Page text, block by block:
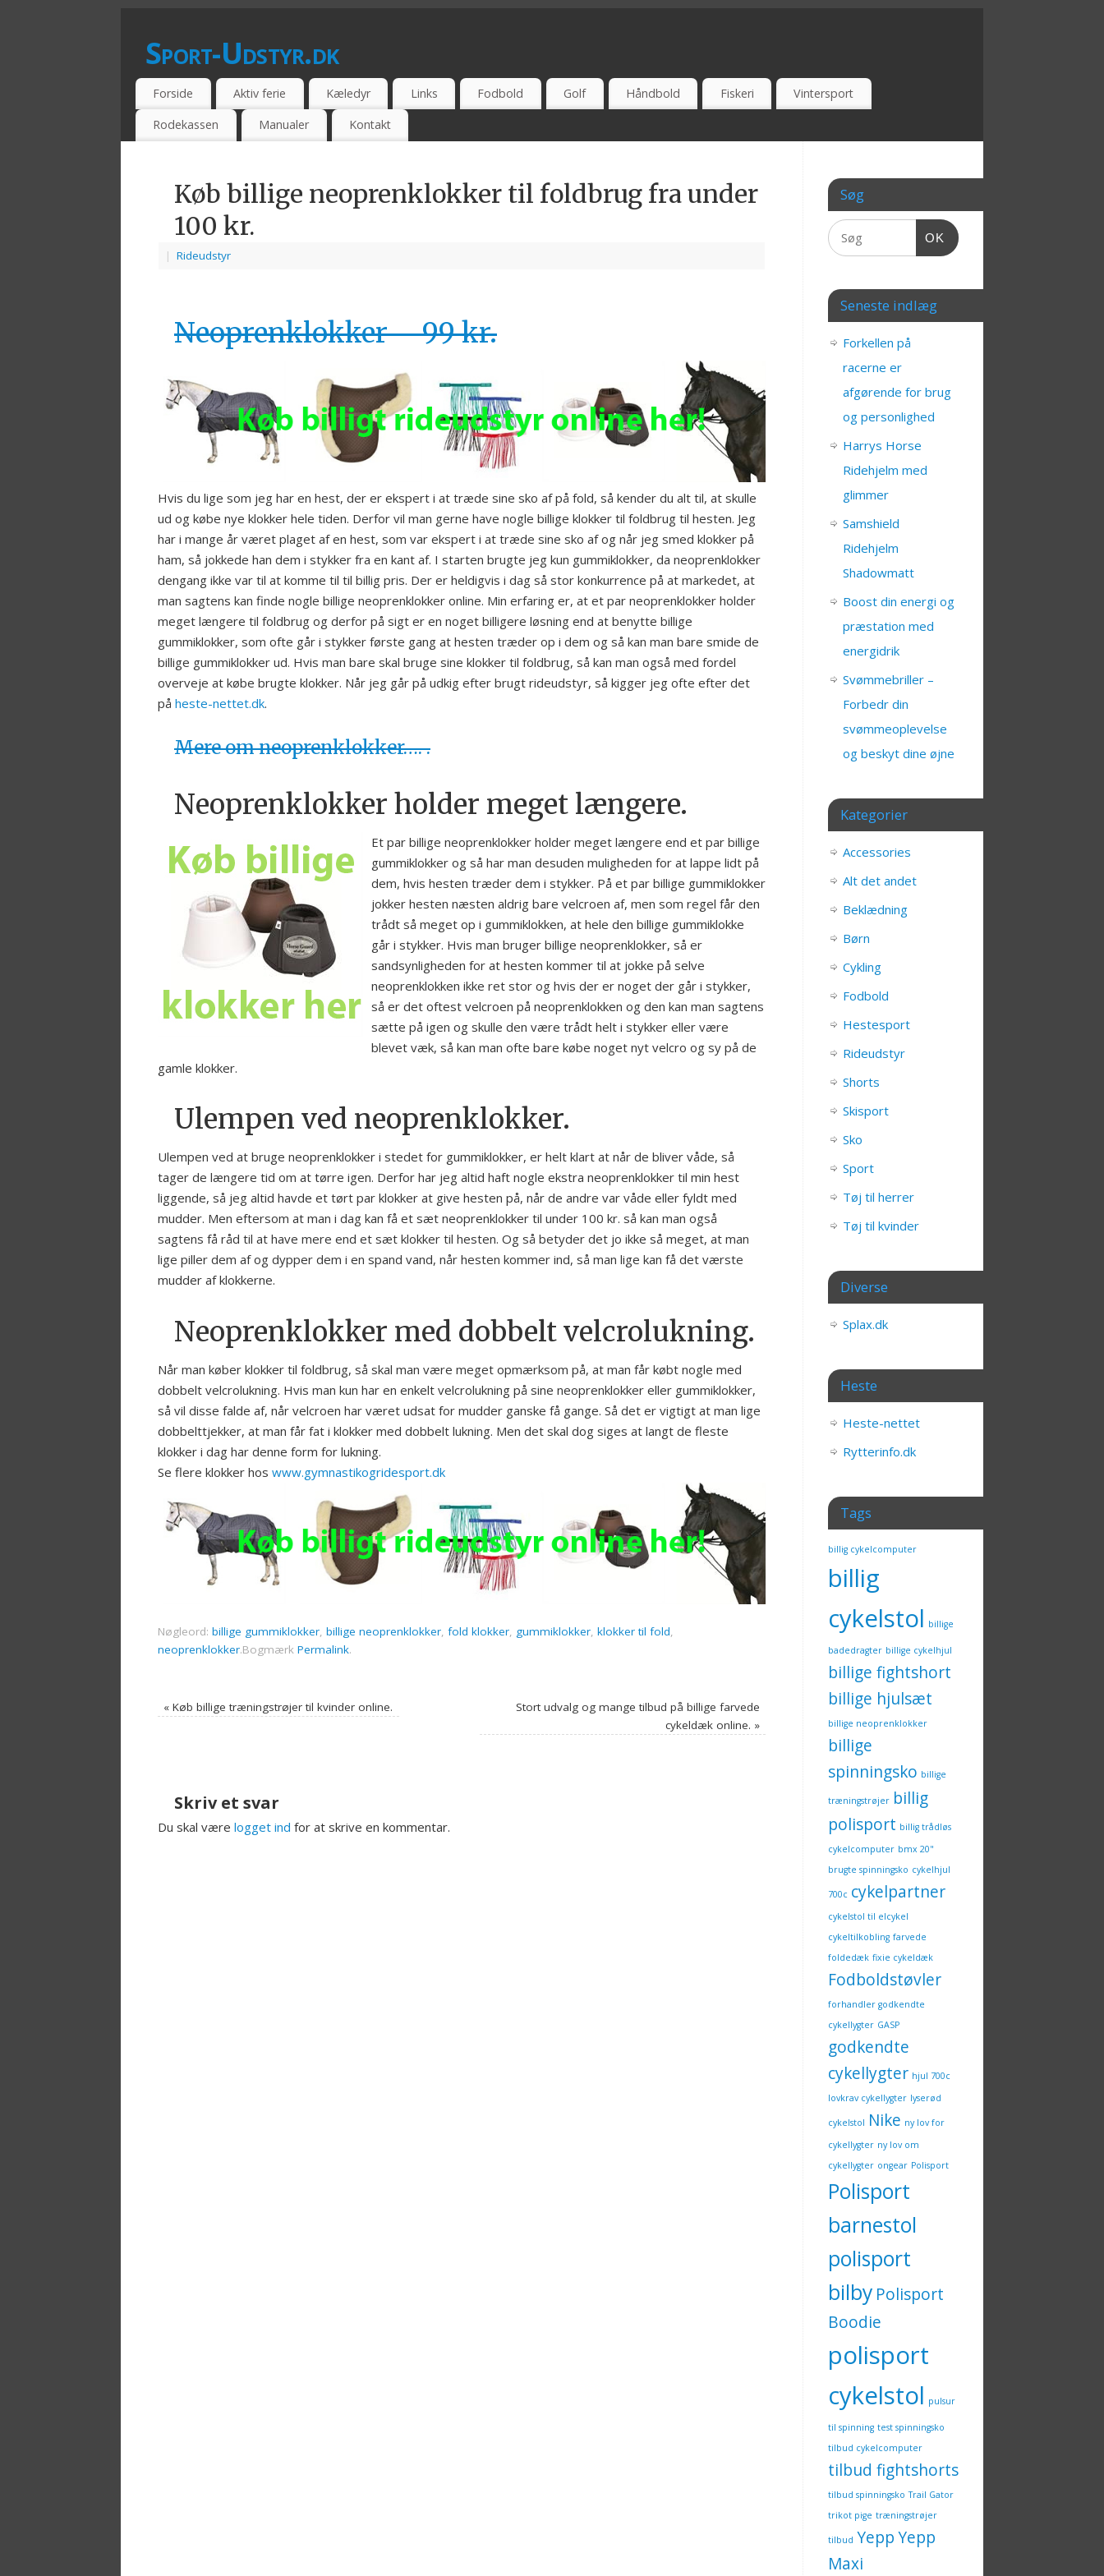
Sport-Udstyr.dk
SPORTSUDSSTYR - BILLIG - TILBUD - UDSALG - TEST - ONLINE - ANBEFAL - ERFARING
Forside Aktiv ferie Kæledyr Links Fodbold Golf Håndbold Fiskeri Vintersport
Rodekassen Manualer Kontakt
Køb billige neoprenklokker til foldbrug fra under
100 kr.
| Rideudstyr
Neoprenklokker – 99 kr.
Hvis du lige som jeg har en hest, der er ekspert i at træde sine sko af på fold, så kender du alt til, at skulle
ud og købe nye klokker hele tiden. Derfor vil man gerne have nogle billige klokker til foldbrug til hesten. Jeg
har i mange år været plaget af en hest, som var ekspert i at træde sine sko af og når jeg smed klokker på
ham, så jokkede han dem i stykker fra en kant af. I starten brugte jeg kun gummiklokker, da neoprenklokker
dengang ikke var til at komme til til billig pris. Der er heldigvis i dag så stor konkurrence på at markedet, at
man sagtens kan finde nogle billige neoprenklokker online. Min erfaring er, at et par neoprenklokker holder
meget længere til foldbrug og derfor på sigt er en noget billigere løsning end at benytte billige
gummiklokker, som ofte går i stykker første gang at hesten træder op i dem og så kan man bare smide de
billige gummiklokker ud. Hvis man bare skal bruge sine klokker til foldbrug, så kan man også med fordel
overveje at købe brugte klokker. Når jeg går på udkig efter brugt rideudstyr, så kigger jeg ofte efter det
på heste-nettet.dk.
Mere om neoprenklokker…. .
Neoprenklokker holder meget længere.
Et par billige neoprenklokker holder meget længere end et par billige
gummiklokker og så har man desuden muligheden for at lappe lidt på
dem, hvis hesten træder dem i stykker. På et par billige gummiklokker
jokker hesten næsten aldrig bare velcroen af, men som regel får den
trådt så meget op i gummiklokken, at hele den billige gummiklokke
går i stykker. Hvis man bruger billige neoprenklokker, så er
sandsynligheden for at hesten kommer til at jokke på selve
neoprenklokken ikke ret stor og hvis der er noget der går i stykker,
så er det oftest velcroen på neoprenklokken og den kan man sagtens
sætte på igen og skulle den være trådt helt i stykker eller være
blevet væk, så kan man ofte bare købe noget nyt velcro og sy på de
gamle klokker.
Ulempen ved neoprenklokker.
Ulempen ved at bruge neoprenklokker i stedet for gummiklokker, er helt klart at når de bliver våde, så
tager de længere tid om at tørre igen. Derfor har jeg altid haft nogle ekstra neoprenklokker til min hest
liggende, så jeg altid havde et tørt par klokker at give hesten på, når de andre var våde eller fyldt med
mudder. Men eftersom at man i dag kan få et sæt neoprenklokker til under 100 kr. så kan man også
sagtens få råd til at have mere end et sæt klokker til hesten. Og så betyder det jo ikke så meget, at man
lige piller dem af og dypper dem i en spand vand, når hesten kommer ind, så man lige kan få det værste
mudder af klokkerne.
Neoprenklokker med dobbelt velcrolukning.
Når man køber klokker til foldbrug, så skal man være meget opmærksom på, at man får købt nogle med
dobbelt velcrolukning. Hvis man kun har en enkelt velcrolukning på sine neoprenklokker eller gummiklokker,
så vil disse falde af, når velcroen har været udsat for mudder ganske få gange. Så det er vigtigt at man lige
dobbelttjekker, at man får fat i klokker med dobbelt lukning. Men det skal dog siges at langt de fleste
klokker i dag har denne form for lukning.
Se flere klokker hos www.gymnastikogridesport.dk
Nøgleord: billige gummiklokker billige neoprenklokker fold klokker gummiklokker klokker til fold
neoprenklokker.Bogmærk Permalink.
« Køb billige træningstrøjer til kvinder online.
Stort udvalg og mange tilbud på billige farvede
cykeldæk online. »
Skriv et svar
Du skal være logget ind for at skrive en kommentar.
Søg
OK
Seneste indlæg
Forkellen på
racerne er
afgørende for brug
og personlighed
Harrys Horse
Ridehjelm med
glimmer
Samshield
Ridehjelm
Shadowmatt
Boost din energi og
præstation med
energidrik
Svømmebriller –
Forbedr din
svømmeoplevelse
og beskyt dine øjne
Kategorier
Accessories
Alt det andet
Beklædning
Børn
Cykling
Fodbold
Hestesport
Rideudstyr
Shorts
Skisport
Sko
Sport
Tøj til herrer
Tøj til kvinder
Diverse
Splax.dk
Heste
Heste-nettet
Rytterinfo.dk
Tags
billig cykelcomputer
billig
cykelstol billige
badedragter billige cykelhjul
billige fightshort
billige hjulsæt
billige neoprenklokker
billige
spinningsko billige
træningstrøjer billig
polisport billig trådløs
cykelcomputer bmx 20"
brugte spinningsko cykelhjul
700c cykelpartner
cykelstol til elcykel
cykeltilkobling farvede
foldedæk fixie cykeldæk
Fodboldstøvler
forhandler godkendte
cykellygter GASP
godkendte
cykellygter hjul 700c
lovkrav cykellygter lyserød
cykelstol Nike ny lov for
cykellygter ny lov om
cykellygter ongear Polisport
Polisport
barnestol
polisport
bilby Polisport
Boodie
polisport
cykelstol pulsur
til spinning test spinningsko
tilbud cykelcomputer
tilbud fightshorts
tilbud spinningsko Trail Gator
trikot pige træningstrøjer
tilbud YeppYepp
Maxi